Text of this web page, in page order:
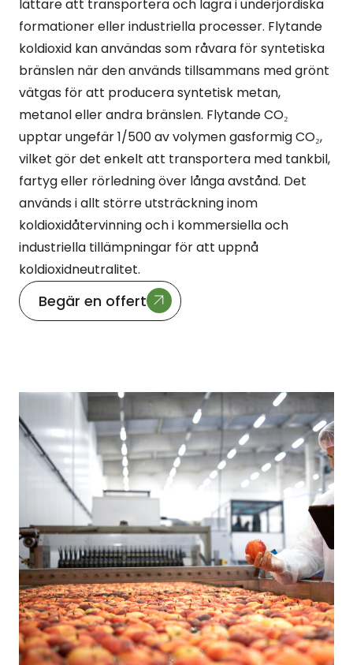
lättare att transportera och lagra i underjordiska
formationer eller industriella processer. Flytande
koldioxid kan användas som råvara för syntetiska
bränslen när den används tillsammans med grönt
vätgas för att producera syntetisk metan,
metanol eller andra bränslen. Flytande CO₂
upptar ungefär 1/500 av volymen gasformig CO₂,
vilket gör det enkelt att transportera med tankbil,
fartyg eller rörledning över långa avstånd. Det
används i allt större utsträckning inom
koldioxidåtervinning och i kommersiella och
industriella tillämpningar för att uppnå
koldioxidneutralitet.
Begär en offert